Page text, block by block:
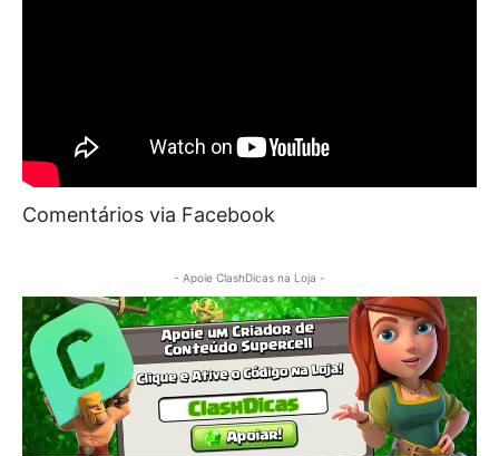
Comentários via Facebook
- Apoie ClashDicas na Loja -